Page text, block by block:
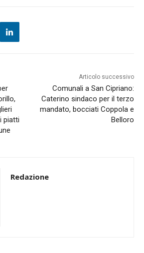
piatti
Articolo successivo
Comunali a San Cipriano:
Caterino sindaco per il terzo
mandato, bocciati Coppola e
Belloro
Redazione